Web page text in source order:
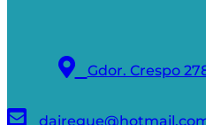
Gdor. Crespo